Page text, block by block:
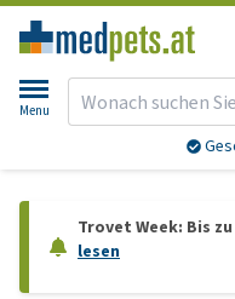
Menu
Trovet Week: Bis
lesen